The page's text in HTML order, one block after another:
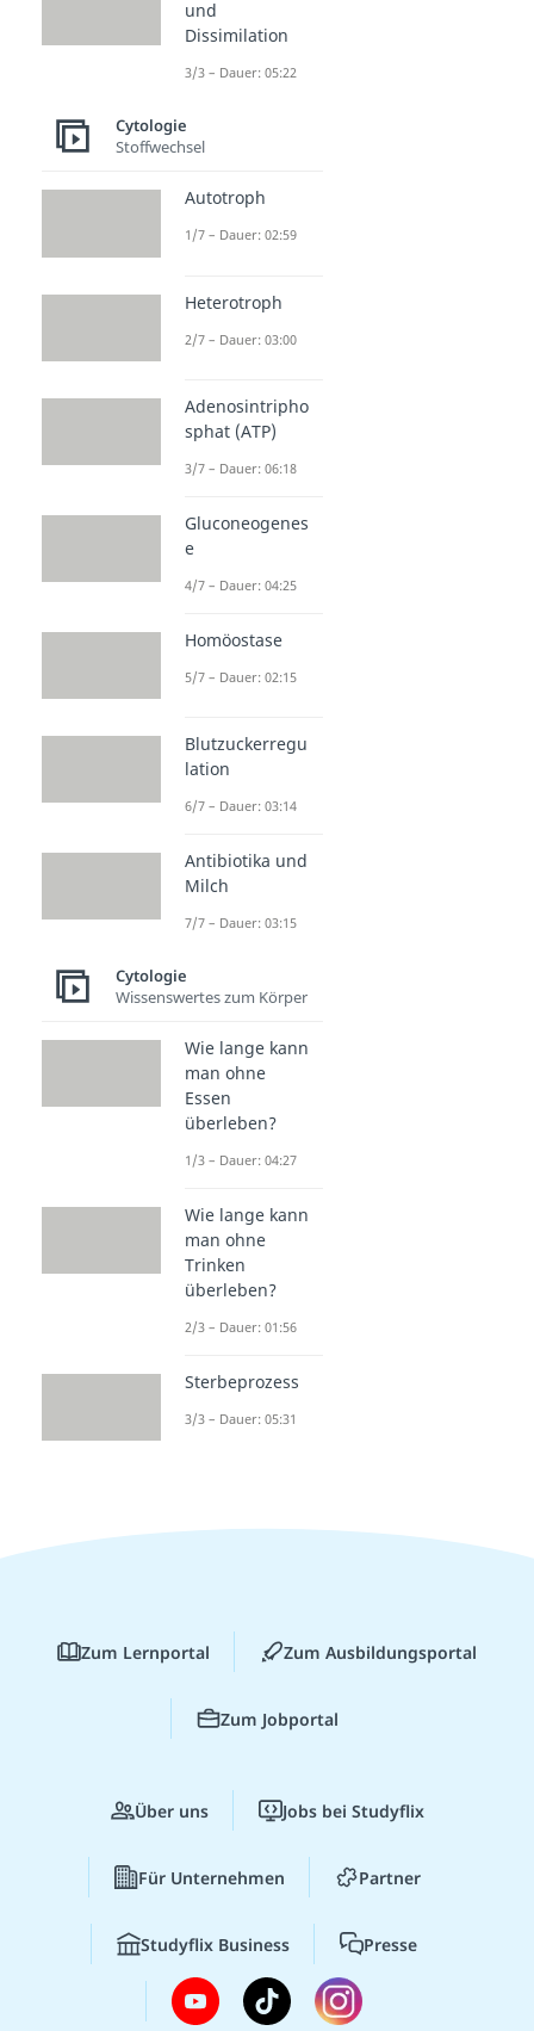
und
Dissimilation
3/3 – Dauer: 05:22
Cytologie
Stoffwechsel
Autotroph
1/7 – Dauer: 02:59
Heterotroph
2/7 – Dauer: 03:00
Adenosintripho
sphat (ATP)
3/7 – Dauer: 06:18
Gluconeogenes
e
4/7 – Dauer: 04:25
Homöostase
5/7 – Dauer: 02:15
Blutzuckerregu
lation
6/7 – Dauer: 03:14
Antibiotika und
Milch
7/7 – Dauer: 03:15
Cytologie
Wissenswertes zum Körper
Wie lange kann
man ohne
Essen
überleben?
1/3 – Dauer: 04:27
Wie lange kann
man ohne
Trinken
überleben?
2/3 – Dauer: 01:56
Sterbeprozess
3/3 – Dauer: 05:31
Zum Lernportal Zum Ausbildungsportal
Zum Jobportal
Über uns Jobs bei Studyflix
Für Unternehmen Partner
Studyflix Business Presse